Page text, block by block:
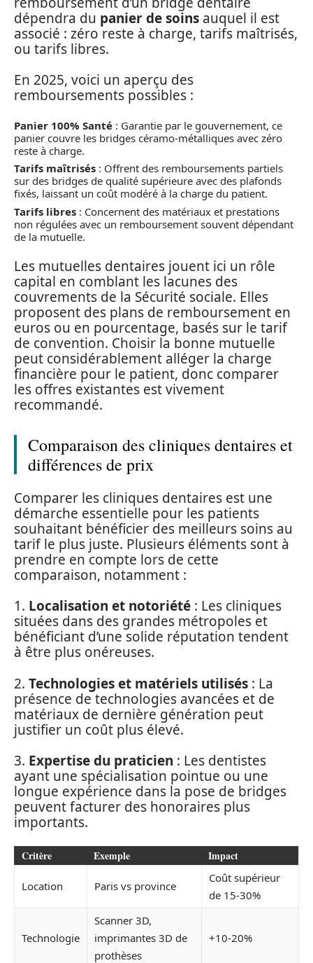
dépendra du panier de soins auquel il est
associé : zéro reste à charge, tarifs maîtrisés,
ou tarifs libres.
En 2025, voici un aperçu des
remboursements possibles :
Panier 100% Santé : Garantie par le gouvernement, ce
panier couvre les bridges céramo-métalliques avec zéro
reste à charge.
Tarifs maîtrisés : Offrent des remboursements partiels
sur des bridges de qualité supérieure avec des plafonds
fixés, laissant un coût modéré à la charge du patient.
Tarifs libres : Concernent des matériaux et prestations
non régulées avec un remboursement souvent dépendant
de la mutuelle.
Les mutuelles dentaires jouent ici un rôle
capital en comblant les lacunes des
couvrements de la Sécurité sociale. Elles
proposent des plans de remboursement en
euros ou en pourcentage, basés sur le tarif
de convention. Choisir la bonne mutuelle
peut considérablement alléger la charge
financière pour le patient, donc comparer
les offres existantes est vivement
recommandé.
Comparaison des cliniques dentaires et
différences de prix
Comparer les cliniques dentaires est une
démarche essentielle pour les patients
souhaitant bénéficier des meilleurs soins au
tarif le plus juste. Plusieurs éléments sont à
prendre en compte lors de cette
comparaison, notamment :
1. Localisation et notoriété : Les cliniques
situées dans des grandes métropoles et
bénéficiant d’une solide réputation tendent
à être plus onéreuses.
2. Technologies et matériels utilisés : La
présence de technologies avancées et de
matériaux de dernière génération peut
justifier un coût plus élevé.
3. Expertise du praticien : Les dentistes
ayant une spécialisation pointue ou une
longue expérience dans la pose de bridges
peuvent facturer des honoraires plus
importants.
Critère Exemple Impact
Location Paris vs province
Coût supérieur
de 15-30%
Technologie
Scanner 3D,
imprimantes 3D de
prothèses
+10-20%